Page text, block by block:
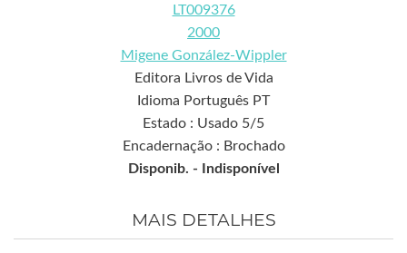
LT009376
2000
Migene González-Wippler
Editora Livros de Vida
Idioma Português PT
Estado : Usado 5/5
Encadernação : Brochado
Disponib. -
Indisponível
MAIS DETALHES